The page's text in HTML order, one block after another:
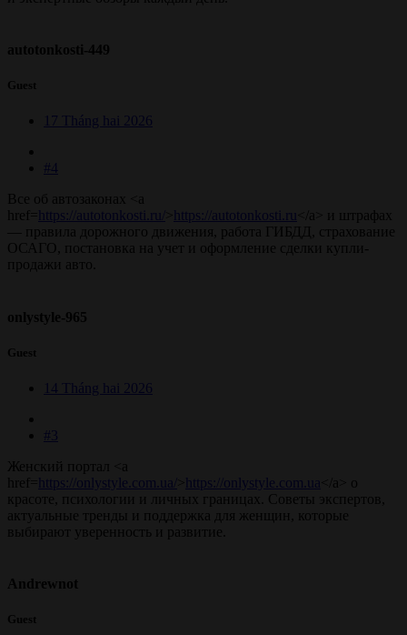
autotonkosti-449
Guest
17 Tháng hai 2026
#4
Все об автозаконах <a
href=
https://autotonkosti.ru/ https://autotonkosti.ru
</a> и штрафах
— правила дорожного движения, работа ГИБДД, страхование
ОСАГО, постановка на учет и оформление сделки купли-
продажи авто.
onlystyle-965
Guest
14 Tháng hai 2026
#3
Женский портал <a
href=
https://onlystyle.com.ua/ https://onlystyle.com.ua </a> о
красоте, психологии и личных границах. Советы экспертов,
актуальные тренды и поддержка для женщин, которые
выбирают уверенность и развитие.
Andrewnot
Guest